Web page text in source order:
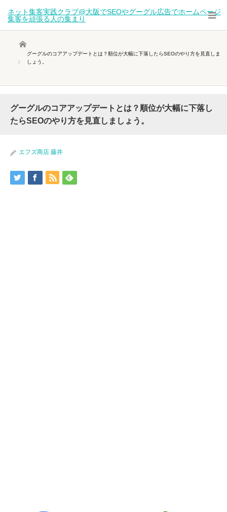
ネット集客実践クラブ@大阪でSEOやグーグル広告でホームページ
集客を頑張る人の集まり
ホーム
グーグルのコアアップデートとは？順位が大幅に下落したらSEOのやり方を見直しま
しょう。
グーグルのコアアップデートとは？順位が大幅に下落し
たらSEOのやり方を見直しましょう。
エフズ商店 藤井